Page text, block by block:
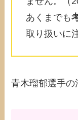
あくまでも
取り扱いに
青木瑠郁選手の